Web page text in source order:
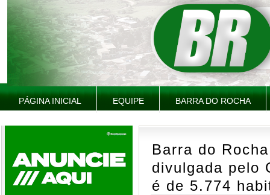
PÁGINA INICIAL EQUIPE BARRA DO ROCHA
Barra do
divulgada pelo
é de 5.774